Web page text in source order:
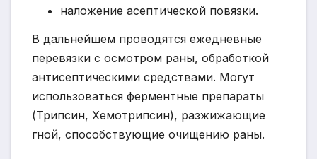
наложение асептической повязки.
В дальнейшем проводятся ежедневные
перевязки с осмотром раны, обработкой
антисептическими средствами. Могут
использоваться ферментные препараты
(Трипсин, Хемотрипсин), разжижающие
гной, способствующие очищению раны.